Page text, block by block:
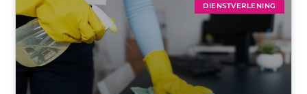
DIENSTVERLENING